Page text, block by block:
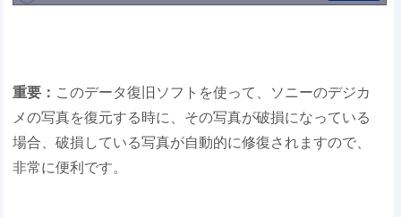
重要： このデータ復旧ソフトを使って、ソニーのデジカ
メの写真を復元する時に、その写真が破損になっている
場合、破損している写真が自動的に修復されますので、
非常に便利です。